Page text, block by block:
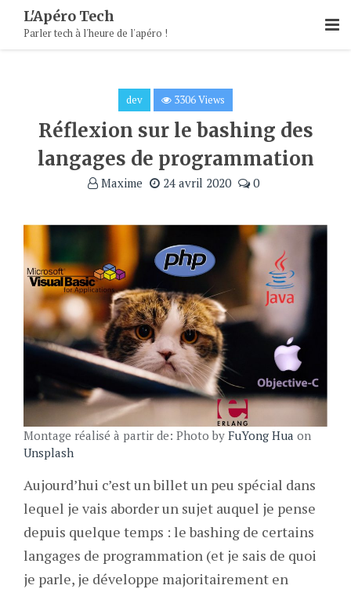
Content
L'Apéro Tech
Parler tech à l'heure de l'apéro !
dev 3306 Views
Réflexion sur le bashing des
langages de programmation
Maxime 24 avril 2020 0
Montage réalisé à partir de: Photo by FuYong Hua on
Unsplash
Aujourd’hui c’est un billet un peu spécial dans
lequel je vais aborder un sujet auquel je pense
depuis quelque temps : le bashing de certains
langages de programmation (et je sais de quoi
je parle, je développe majoritairement en